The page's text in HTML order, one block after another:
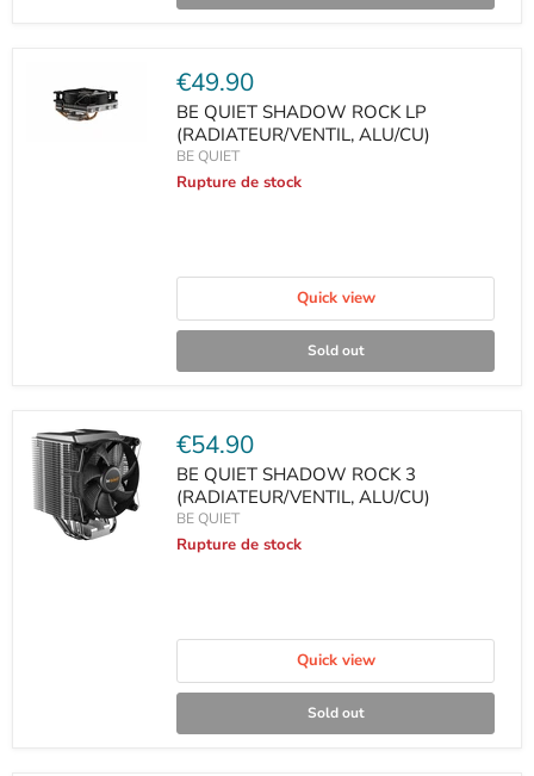
Current
price
€49.90
BE QUIET SHADOW ROCK LP
(RADIATEUR/VENTIL, ALU/CU)
BE QUIET
Rupture de stock
Quick view
Sold out
Current
price
€54.90
BE QUIET SHADOW ROCK 3
(RADIATEUR/VENTIL, ALU/CU)
BE QUIET
Rupture de stock
Quick view
Sold out